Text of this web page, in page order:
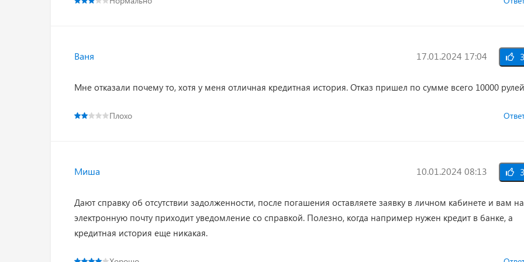
Ваня 17.01.2024 17:04
Мне отказали почему то, хотя у меня отличная кредитная история. Отказ пришел по сумме всего 10000
Плохо
Миша 10.01.2024 08:13
Дают справку об отсутствии задолженности, после погашения оставляете заявку в личном кабинете и вам на
электронную почту приходит уведомление со справкой. Полезно, когда например нужен кредит в банке, а
кредитная история еще никакая.